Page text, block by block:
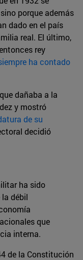
porque además
dado en el país
real. El último,
rey
ha contado
dañaba a la
y mostró
de su
decidió
ha sido
la débil
que
interna.
de la Constitución